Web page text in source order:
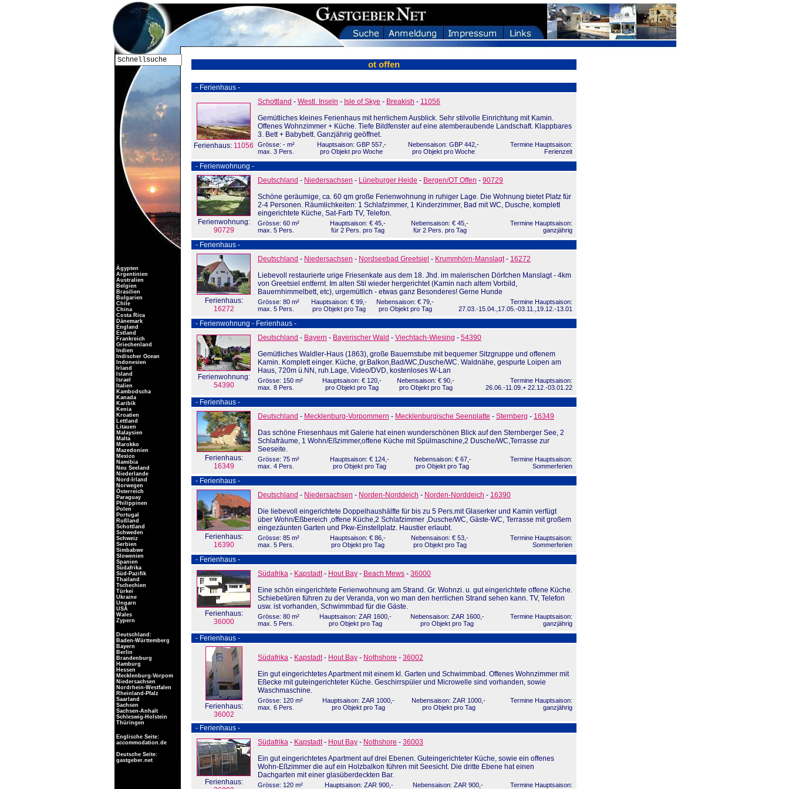
ot offen
- Ferienhaus -
Ferienhaus: 11056
Schottland - Westl. Inseln - Isle of Skye - Breakish - 11056
Gemütliches kleines Ferienhaus mit herrlichem Ausblick. Sehr stilvolle Einrichtung mit Kamin.
Offenes Wohnzimmer + Küche. Tiefe Bildfenster auf eine atemberaubende Landschaft. Klappbares
3. Bett + Babybett. Ganzjährig geöffnet.
Grösse: - m²
max. 3 Pers.
Hauptsaison: GBP 557,-
pro Objekt pro Woche
Nebensaison: GBP 442,-
pro Objekt pro Woche
Termine Hauptsaison:
Ferienzeit
- Ferienwohnung -
Ferienwohnung:
90729
Deutschland - Niedersachsen - Lüneburger Heide - Bergen/OT Offen - 90729
Schöne geräumige, ca. 60 qm große Ferienwohnung in ruhiger Lage. Die Wohnung bietet Platz für
2-4 Personen. Räumlichkeiten: 1 Schlafzimmer, 1 Kinderzimmer, Bad mit WC, Dusche, komplett
eingerichtete Küche, Sat-Farb TV, Telefon.
Grösse: 60 m²
max. 5 Pers.
Hauptsaison: € 45,-
für 2 Pers. pro Tag
Nebensaison: € 45,-
für 2 Pers. pro Tag
Termine Hauptsaison:
ganzjährig
- Ferienhaus -
Ferienhaus:
16272
Deutschland - Niedersachsen - Nordseebad Greetsiel - Krummhörn-Manslagt- 16272
Liebevoll restaurierte urige Friesenkate aus dem 18. Jhd. im malerischen Dörfchen Manslagt - 4km
von Greetsiel entfernt. Im alten Stil wieder hergerichtet (Kamin nach altem Vorbild,
Bauernhimmelbett, etc), urgemütlich - etwas ganz Besonderes! Gerne Hunde
Grösse: 80 m²
max. 5 Pers.
Hauptsaison: € 99,-
pro Objekt pro Tag
Nebensaison: € 79,-
pro Objekt pro Tag
Termine Hauptsaison:
27.03.-15.04.,17.05.-03.11.,19.12.-13.01
- Ferienwohnung - Ferienhaus -
Ferienwohnung:
54390
Deutschland - Bayern - Bayerischer Wald - Viechtach-Wiesing - 54390
Gemütliches Waldler-Haus (1863), große Bauernstube mit bequemer Sitzgruppe und offenem
Kamin. Komplett einger. Küche, gr.Balkon,Bad/WC,Dusche/WC. Waldnähe, gespurte Loipen am
Haus, 720m ü.NN, ruh.Lage, Video/DVD, kostenloses W-Lan
Grösse: 150 m²
max. 8 Pers.
Hauptsaison: € 120,-
pro Objekt pro Tag
Nebensaison: € 90,-
pro Objekt pro Tag
Termine Hauptsaison:
26.06.-11.09.+ 22.12.-03.01.22
- Ferienhaus -
Ferienhaus:
16349
Deutschland - Mecklenburg-Vorpommern - Mecklenburgische Seenplatte - Sternberg - 16349
Das schöne Friesenhaus mit Galerie hat einen wunderschönen Blick auf den Sternberger See, 2
Schlafräume, 1 Wohn/Eßzimmer,offene Küche mit Spülmaschine,2 Dusche/WC,Terrasse zur
Seeseite.
Grösse: 75 m²
max. 4 Pers.
Hauptsaison: € 124,-
pro Objekt pro Tag
Nebensaison: € 67,-
pro Objekt pro Tag
Termine Hauptsaison:
Sommerferien
- Ferienhaus -
Ferienhaus:
16390
Deutschland - Niedersachsen - Norden-Norddeich - Norden-Norddeich - 16390
Die liebevoll eingerichtete Doppelhaushälfte für bis zu 5 Pers.mit Glaserker und Kamin verfügt
über Wohn/Eßbereich ,offene Küche,2 Schlafzimmer ,Dusche/WC, Gäste-WC, Terrasse mit großem
eingezäunten Garten und Pkw-Einstellplatz. Haustier erlaubt.
Grösse: 85 m²
max. 5 Pers.
Hauptsaison: € 86,-
pro Objekt pro Tag
Nebensaison: € 53,-
pro Objekt pro Tag
Termine Hauptsaison:
Sommerferien
- Ferienhaus -
Ferienhaus:
36000
Südafrika - Kapstadt- Hout Bay - Beach Mews - 36000
Eine schön eingerichtete Ferienwohnung am Strand. Gr. Wohnzi. u. gut eingerichtete offene Küche.
Schiebetüren führen zu der Veranda, von wo man den herrlichen Strand sehen kann. TV, Telefon
usw. ist vorhanden, Schwimmbad für die Gäste.
Grösse: 80 m²
max. 5 Pers.
Hauptsaison: ZAR 1600,-
pro Objekt pro Tag
Nebensaison: ZAR 1600,-
pro Objekt pro Tag
Termine Hauptsaison:
ganzjährig
- Ferienhaus -
Ferienhaus:
36002
Südafrika - Kapstadt- Hout Bay - Nothshore - 36002
Ein gut eingerichtetes Apartment mit einem kl. Garten und Schwimmbad. Offenes Wohnzimmer mit
Eßecke mit guteingerichteter Küche. Geschirrspüler und Microwelle sind vorhanden, sowie
Waschmaschine.
Grösse: 120 m²
max. 6 Pers.
Hauptsaison: ZAR 1000,-
pro Objekt pro Tag
Nebensaison: ZAR 1000,-
pro Objekt pro Tag
Termine Hauptsaison:
ganzjährig
- Ferienhaus -
Ferienhaus:
Südafrika - Kapstadt- Hout Bay - Nothshore - 36003
Ein gut eingerichtetes Apartment auf drei Ebenen. Guteingerichteter Küche, sowie ein offenes
Wohn-Eßzimmer die auf ein Holzbalkon führen mit Seesicht. Die dritte Ebene hat einen
Dachgarten mit einer glasüberdeckten Bar.
Grösse: 120 m²
Hauptsaison: ZAR 900,-
Nebensaison: ZAR 900,-
Termine Hauptsaison:
Ägypten
Argentinien
Australien
Belgien
Brasilien
Bulgarien
Chile
China
Costa Rica
Dänemark
England
Estland
Frankreich
Griechenland
Indien
Indischer Ocean
Indonesien
Irland
Island
Israel
Italien
Kambodscha
Kanada
Karibik
Kenia
Kroatien
Lettland
Litauen
Malaysien
Malta
Marokko
Mazedonien
Mexico
Namibia
Neu Seeland
Niederlande
Nord-Irland
Norwegen
Österreich
Paraguay
Philippinen
Polen
Portugal
Rußland
Schottland
Schweden
Schweiz
Serbien
Simbabwe
Slowenien
Spanien
Südafrika
Süd-Pazifik
Thailand
Tschechien
Türkei
Ukraine
Ungarn
USA
Wales
Zypern
Deutschland:
Baden-Württemberg
Bayern
Berlin
Brandenburg
Hamburg
Hessen
Mecklenburg-Vorpom
Niedersachsen
Nordrhein-Westfalen
Rheinland-Pfalz
Saarland
Sachsen
Sachsen-Anhalt
Schleswig-Holstein
Thüringen
Englische Seite:
accommodation.de
Deutsche Seite:
gastgeber.net